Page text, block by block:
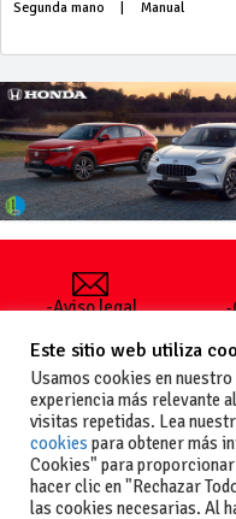
Segunda mano Manual
-Aviso legal
generales
de uso
-Política de
privacidad
-Política de
cookies
-
-
Este sitio web utiliza
Usamos cookies en
experiencia más relevante
visitas repetidas. Lea
cookies para obtener más
Cookies" para
hacer clic en "Rechazar
las cookies necesarias. Al